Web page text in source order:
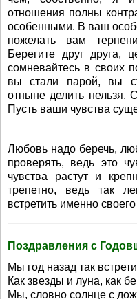
отношения полны
особенными. В ваш
пожелать вам
Берегите друг друга,
сомневайтесь в своих
вы стали парой, вы
отныне делить нельзя.
Пусть ваши чувства
Любовь надо беречь,
проверять, ведь это
чувства растут и
трепетно, ведь так
встретить именно
Поздравления с
Мы год назад так
Как звезды и луна, как
Мы, словно солнце с